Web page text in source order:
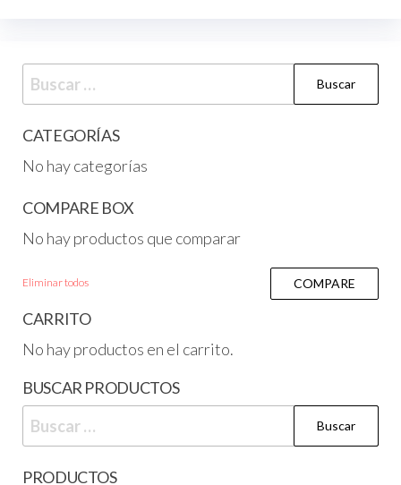
CATEGORÍAS
No hay categorías
COMPARE BOX
No hay productos que comparar
Eliminar todos COMPARE
CARRITO
No hay productos en el carrito.
BUSCAR PRODUCTOS
PRODUCTOS